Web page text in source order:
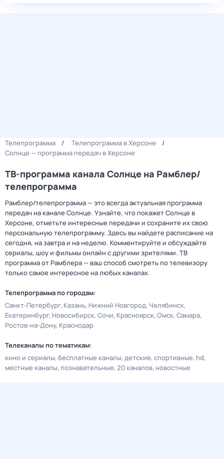
Телепрограмма
Телепрограмма в Херсоне
Солнце — программа передач в Херсоне
ТВ-программа канала Солнце на Рамблер/
телепрограмма
Рамблер/телепрограмма — это всегда актуальная программа
передач на канале Солнце. Узнайте, что покажет Солнце в
Херсоне, отметьте интересные передачи и сохраните их свою
персональную телепрограмму. Здесь вы найдете расписание на
сегодня, на завтра и на неделю. Комментируйте и обсуждайте
сериалы, шоу и фильмы онлайн с другими зрителями. ТВ
программа от Рамблера — ваш способ смотреть по телевизору
только самое интересное на любых каналах.
Телепрограмма по городам:
Санкт-Петербург Казань Нижний Новгород Челябинск
Екатеринбург Новосибирск Сочи Красноярск Омск Самара
Ростов-на-Дону Краснодар
Телеканалы по тематикам:
кино и сериалы бесплатные каналы детские спортивные hd
местные каналы познавательные 20 каналов новостные